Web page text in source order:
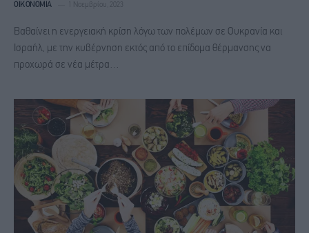
ΟΙΚΟΝΟΜΊΑ 1 Νοεμβρίου, 2023
Βαθαίνει η ενεργειακή κρίση λόγω των πολέμων σε Ουκρανία και
Ισραήλ, με την κυβέρνηση εκτός από το επίδομα θέρμανσης να
προχωρά σε νέα μέτρα…